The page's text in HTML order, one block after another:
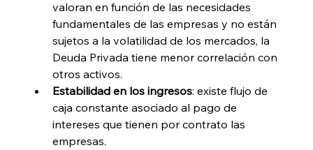
valoran en función de las necesidades
fundamentales de las empresas y no están
sujetos a la volatilidad de los mercados, la
Deuda Privada tiene menor correlación con
otros activos.
Estabilidad en los ingresos: existe flujo de
caja constante asociado al pago de
intereses que tienen por contrato las
empresas.